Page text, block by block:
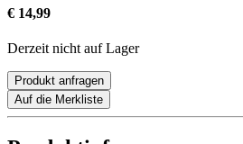
€ 14,99
Derzeit nicht auf Lager
Produkt anfragen
Auf die Merkliste